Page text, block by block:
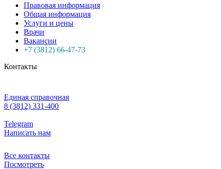
Правовая информация
Общая информация
Услуги и цены
Врачи
Вакансии
+7 (3812) 66-47-73
Контакты
Единая справочная
8 (3812) 331-400
Telegram
Написать нам
Все контакты
Посмотреть